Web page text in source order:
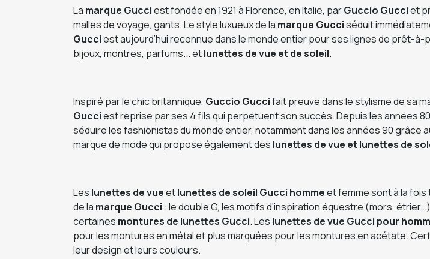
La marque Gucciest fondée en 1921 à Florence, en Italie, parGuccio Gucciet
malles de voyage, gants. Le style luxueux de la marque Gucciséduit
Gucciest aujourd’hui reconnue dans le monde entier pour ses lignes de prêt-
bijoux, montres, parfums... etlunettes de vue et de soleil.
Inspiré par le chic britannique, Guccio Guccifait preuve dans le stylisme de sa
Gucciest reprise par ses 4 fils qui perpétuent son succès. Depuis les années
séduire les fashionistas du monde entier, notamment dans les années 90 grâce
marque de mode qui propose également des lunettes de vue et lunettes de
Les lunettes de vueetlunettes de soleil Gucci hommeet femme sont à la
de la marque Gucci : le double G, les motifs d’inspiration équestre (mors,
certaines montures de lunettes Gucci. Les lunettes de vue Gucci pour
pour les montures en métal et plus marquées pour les montures en acétate.
leur design et leurs couleurs.